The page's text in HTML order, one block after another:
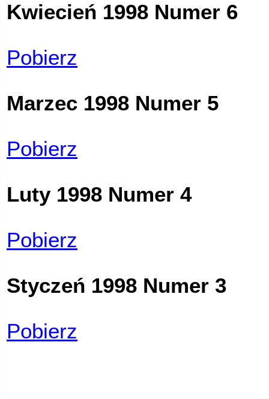
Kwiecień 1998 Numer 6
Pobierz
Marzec 1998 Numer 5
Pobierz
Luty 1998 Numer 4
Pobierz
Styczeń 1998 Numer 3
Pobierz